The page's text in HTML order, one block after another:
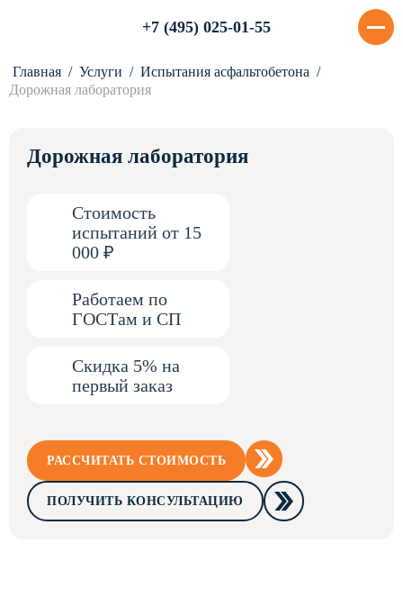
+7 (495) 025-01-55
Главная Услуги
Испытания асфальтобетона
Дорожная лаборатория
Дорожная лаборатория
Стоимость
испытаний от 15
000 ₽
Работаем по
ГОСТам и СП
Скидка 5% на
первый заказ
РАССЧИТАТЬ СТОИМОСТЬ
ПОЛУЧИТЬ КОНСУЛЬТАЦИЮ